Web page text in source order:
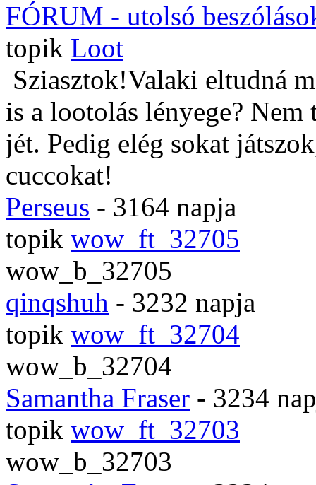
FÓRUM - utolsó
topik Loot
Sziasztok!Valaki eltudná
is a lootolás lényege?
jét. Pedig elég sokat
cuccokat!
Perseus - 3164 napja
topik wow_ft_32705
wow_b_32705
qinqshuh - 3232 napja
topik wow_ft_32704
wow_b_32704
Samantha Fraser - 3234
topik wow_ft_32703
wow_b_32703